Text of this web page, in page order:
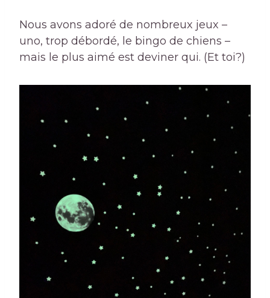
Nous avons adoré de nombreux jeux –
uno, trop débordé, le bingo de chiens –
mais le plus aimé est deviner qui. (Et toi?)